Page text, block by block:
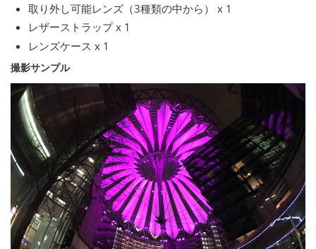
取り外し可能レンズ（3種類の中から） x 1
レザーストラップ x 1
レンズケース x 1
撮影サンプル